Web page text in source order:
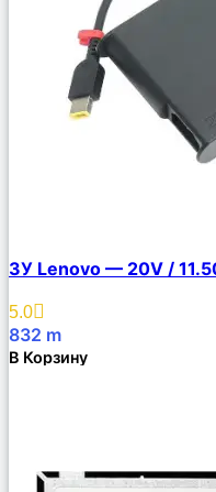
Описание
Избранное
ЗУ Lenovo — 20V /
5.0
832 m
В Корзину